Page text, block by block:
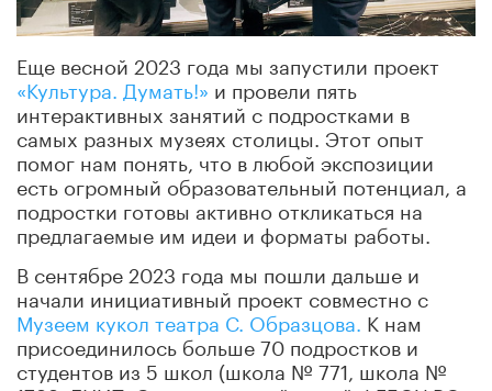
Еще весной 2023 года мы запустили проект
«Культура. Думать!» и провели пять
интерактивных занятий с подростками в
самых разных музеях столицы. Этот опыт
помог нам понять, что в любой экспозиции
есть огромный образовательный потенциал, а
подростки готовы активно откликаться на
предлагаемые им идеи и форматы работы.
В сентябре 2023 года мы пошли дальше и
начали инициативный проект совместно с
Музеем кукол театра С. Образцова. К нам
присоединилось больше 70 подростков и
студентов из 5 школ (школа № 771, школа №